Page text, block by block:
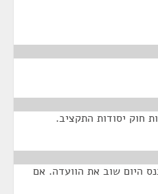
חוק יסודות התקציב.
היום שוב את הוועדה. אם